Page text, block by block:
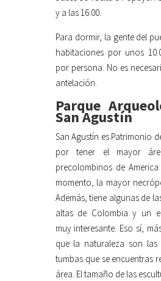
y a las 16:00.
Para dormir, la gente del
habitaciones por unos
por persona. No es
antelación.
Parque
San Agustín
San Agustín es Patrimonio
por tener el mayor
precolombinos de
momento, la mayor
Además, tiene algunas de
altas de Colombia y un
muy interesante. Eso sí,
que la naturaleza son las
tumbas que se encuentras
área. El tamaño de las